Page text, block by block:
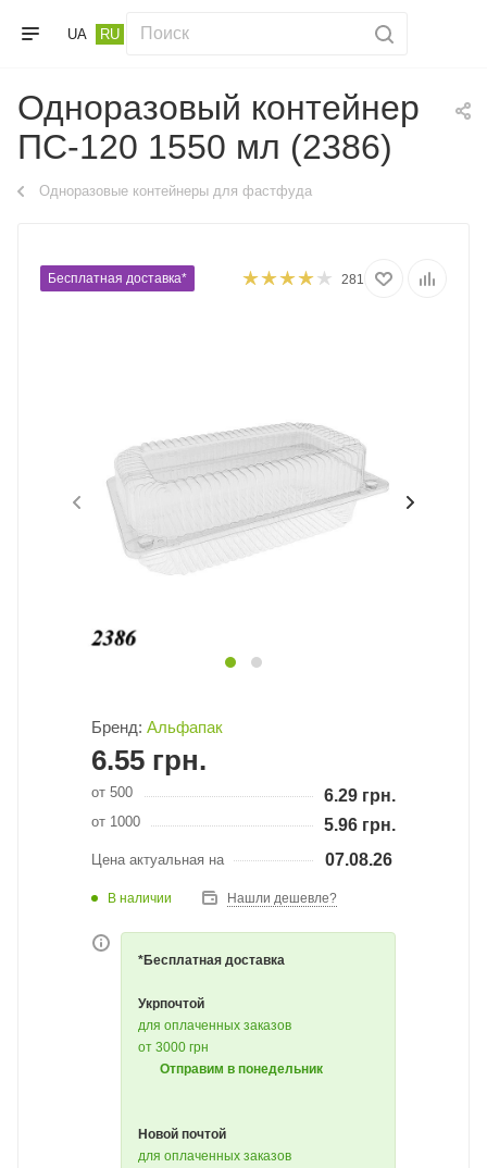
UA RU
Одноразовый контейнер
ПС-120 1550 мл (2386)
Одноразовые контейнеры для фастфуда
Бесплатная доставка* 281
Бренд: Альфапак
6.55 грн.
от 500 6.29 грн.
от 1000 5.96 грн.
Цена актуальная на 07.08.26
В наличии Нашли дешевле?
*Бесплатная доставка
Укрпочтой
для оплаченных заказов
от 3000 грн
Отправим в понедельник
Новой почтой
для оплаченных заказов